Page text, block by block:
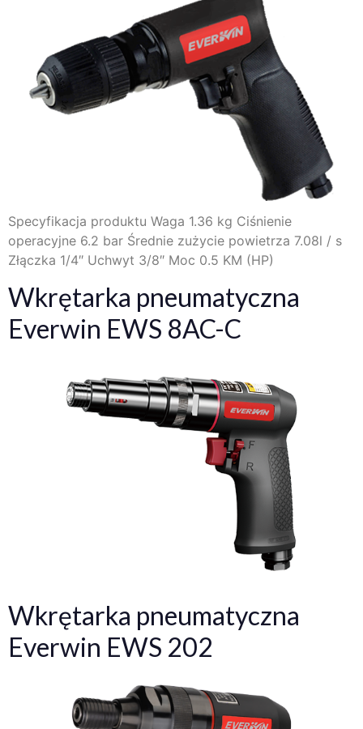
Specyfikacja produktu Waga 1.36 kg Ciśnienie
operacyjne 6.2 bar Średnie zużycie powietrza 7.08l / s
Złączka 1/4″ Uchwyt 3/8″ Moc 0.5 KM (HP)
Wkrętarka pneumatyczna
Everwin EWS 8AC-C
Wkrętarka pneumatyczna
Everwin EWS 202